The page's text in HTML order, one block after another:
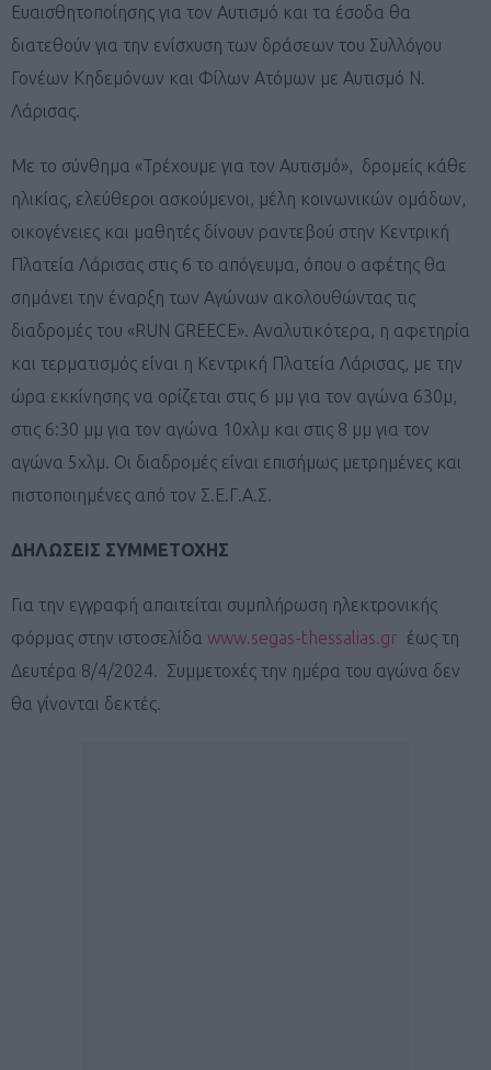
Ευαισθητοποίησης για τον Αυτισμό και τα έσοδα θα
διατεθούν για την ενίσχυση των δράσεων του Συλλόγου
Γονέων Κηδεμόνων και Φίλων Ατόμων με Αυτισμό Ν.
Λάρισας.
Με το σύνθημα «Τρέχουμε για τον Αυτισμό», δρομείς κάθε
ηλικίας, ελεύθεροι ασκούμενοι, μέλη κοινωνικών ομάδων,
οικογένειες και μαθητές δίνουν ραντεβού στην Κεντρική
Πλατεία Λάρισας στις 6 το απόγευμα, όπου ο αφέτης θα
σημάνει την έναρξη των Αγώνων ακολουθώντας τις
διαδρομές του «RUN GREECE». Αναλυτικότερα, η αφετηρία
και τερματισμός είναι η Κεντρική Πλατεία Λάρισας, με την
ώρα εκκίνησης να ορίζεται στις 6 μμ για τον αγώνα 630μ,
στις 6:30 μμ για τον αγώνα 10χλμ και στις 8 μμ για τον
αγώνα 5χλμ. Οι διαδρομές είναι επισήμως μετρημένες και
πιστοποιημένες από τον Σ.Ε.Γ.Α.Σ.
ΔΗΛΩΣΕΙΣ ΣΥΜΜΕΤΟΧΗΣ
Για την εγγραφή απαιτείται συμπλήρωση ηλεκτρονικής
φόρμας στην ιστοσελίδα www.segas-thessalias.gr έως τη
Δευτέρα 8/4/2024. Συμμετοχές την ημέρα του αγώνα δεν
θα γίνονται δεκτές.